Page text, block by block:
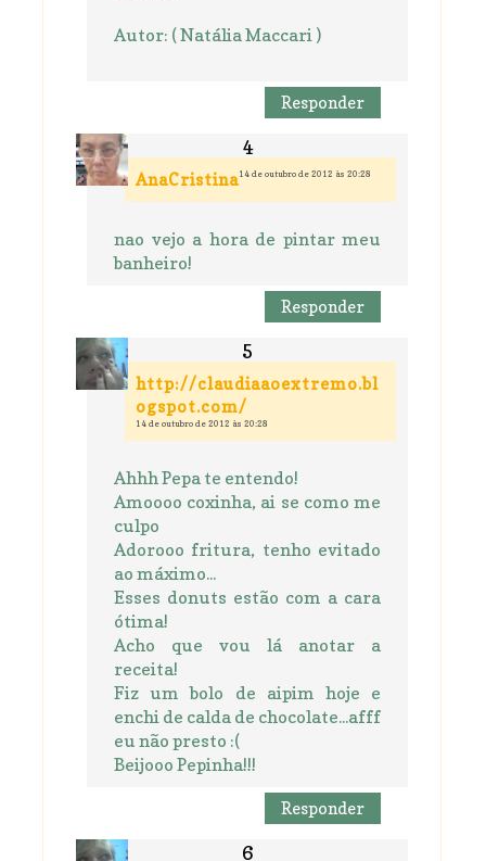
Autor: ( Natália Maccari )
Responder
AnaCristina14 de outubro de 2012 às 20:28
nao vejo a hora de pintar meu
banheiro!
Responder
http://claudiaaoextremo.bl
ogspot.com/
14 de outubro de 2012 às 20:28
Ahhh Pepa te entendo!
Amoooo coxinha, ai se como me
culpo
Adorooo fritura, tenho evitado
ao máximo...
Esses donuts estão com a cara
ótima!
Acho que vou lá anotar a
receita!
Fiz um bolo de aipim hoje e
enchi de calda de chocolate...afff
eu não presto :(
Beijooo Pepinha!!!
Responder